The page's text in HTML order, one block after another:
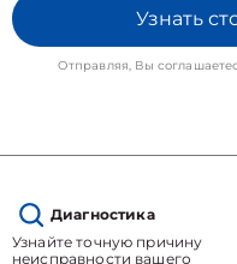
Узнать
Отправляя, Вы
Диагностика
Узнайте точную причину
неисправности вашего